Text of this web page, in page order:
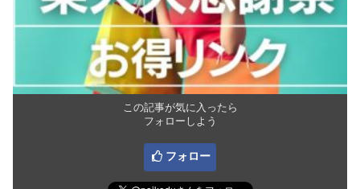
この記事が気に入ったら
フォローしよう
フォロー